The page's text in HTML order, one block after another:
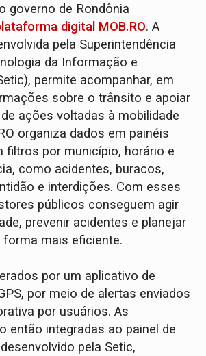
governo de Rondônia
digital MOB.RO. A
pela Superintendência
da Informação e
permite acompanhar, em
sobre o trânsito e apoiar
ações voltadas à mobilidade
organiza dados em painéis
filtros por município, horário e
como acidentes, buracos,
e interdições. Com esses
públicos conseguem agir
prevenir acidentes e planejar
mais eficiente.
por um aplicativo de
por meio de alertas enviados
por usuários. As
então integradas ao painel de
pela Setic,